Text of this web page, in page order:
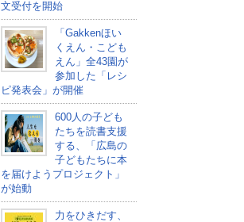
文受付を開始
「Gakkenほい
くえん・こども
えん」全43園が
参加した「レシ
ピ発表会」が開催
600人の子ども
たちを読書支援
する、「広島の
子どもたちに本
を届けようプロジェクト」
が始動
力をひきだす、